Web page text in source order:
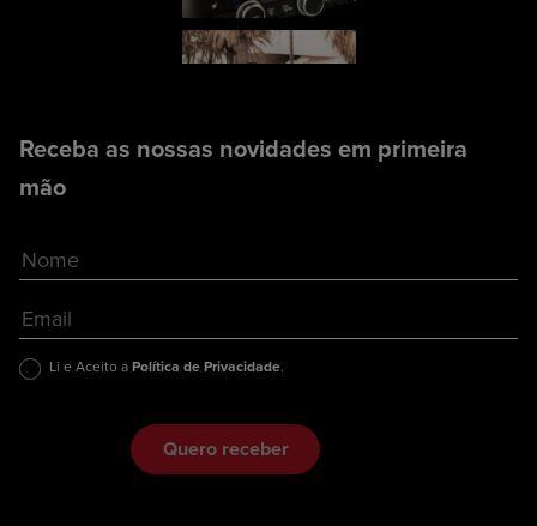
Receba as nossas novidades em primeira
mão
Li e Aceito a Política de Privacidade.